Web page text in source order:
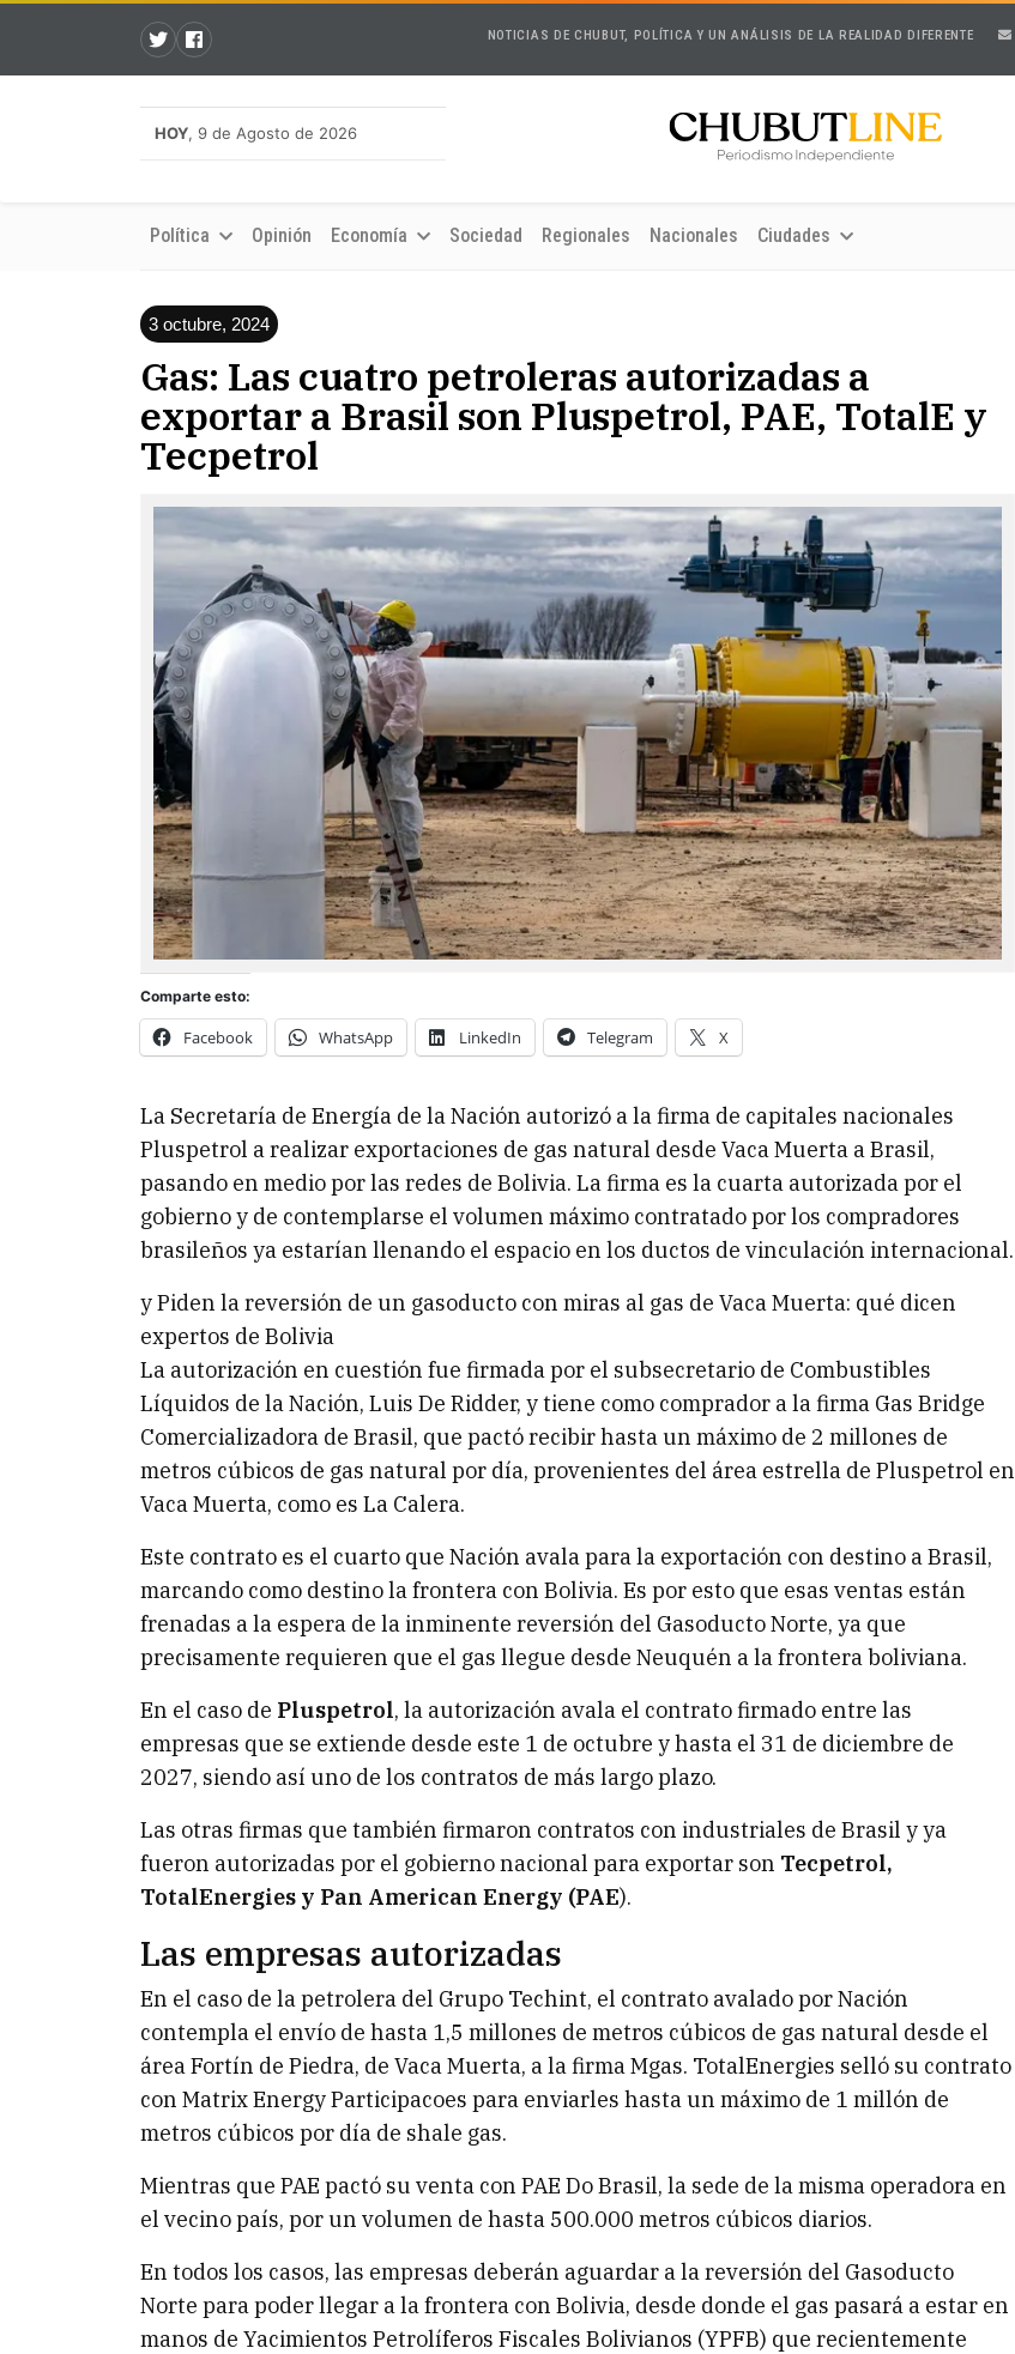
NOTICIAS DE CHUBUT, POLÍTICA Y UN ANÁLISIS DE LA REALIDAD DIFERENTE
HOY, 9 de Agosto de 2026
Política Opinión Economía Sociedad Regionales Nacionales Ciudades
3 octubre, 2024
Gas: Las cuatro petroleras autorizadas a
exportar a Brasil son Pluspetrol, PAE, TotalE y
Tecpetrol
Comparte esto:
Facebook WhatsApp LinkedIn Telegram X
La Secretaría de Energía de la Nación autorizó a la firma de capitales nacionales
Pluspetrol a realizar exportaciones de gas natural desde Vaca Muerta a Brasil,
pasando en medio por las redes de Bolivia. La firma es la cuarta autorizada por el
gobierno y de contemplarse el volumen máximo contratado por los compradores
brasileños ya estarían llenando el espacio en los ductos de vinculación internacional.
y Piden la reversión de un gasoducto con miras al gas de Vaca Muerta: qué dicen
expertos de Bolivia
La autorización en cuestión fue firmada por el subsecretario de Combustibles
Líquidos de la Nación, Luis De Ridder, y tiene como comprador a la firma Gas Bridge
Comercializadora de Brasil, que pactó recibir hasta un máximo de 2 millones de
metros cúbicos de gas natural por día, provenientes del área estrella de Pluspetrol en
Vaca Muerta, como es La Calera.
Este contrato es el cuarto que Nación avala para la exportación con destino a Brasil,
marcando como destino la frontera con Bolivia. Es por esto que esas ventas están
frenadas a la espera de la inminente reversión del Gasoducto Norte, ya que
precisamente requieren que el gas llegue desde Neuquén a la frontera boliviana.
En el caso de Pluspetrol, la autorización avala el contrato firmado entre las
empresas que se extiende desde este 1 de octubre y hasta el 31 de diciembre de
2027, siendo así uno de los contratos de más largo plazo.
Las otras firmas que también firmaron contratos con industriales de Brasil y ya
fueron autorizadas por el gobierno nacional para exportar son Tecpetrol,
TotalEnergies y Pan American Energy (PAE).
Las empresas autorizadas
En el caso de la petrolera del Grupo Techint, el contrato avalado por Nación
contempla el envío de hasta 1,5 millones de metros cúbicos de gas natural desde el
área Fortín de Piedra, de Vaca Muerta, a la firma Mgas. TotalEnergies selló su contrato
con Matrix Energy Participacoes para enviarles hasta un máximo de 1 millón de
metros cúbicos por día de shale gas.
Mientras que PAE pactó su venta con PAE Do Brasil, la sede de la misma operadora en
el vecino país, por un volumen de hasta 500.000 metros cúbicos diarios.
En todos los casos, las empresas deberán aguardar a la reversión del Gasoducto
Norte para poder llegar a la frontera con Bolivia, desde donde el gas pasará a estar en
manos de Yacimientos Petrolíferos Fiscales Bolivianos (YPFB) que recientemente